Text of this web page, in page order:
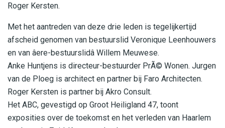
Roger Kersten.
Met het aantreden van deze drie leden is tegelijkertijd
afscheid genomen van bestuurslid Veronique Leenhouwers
en van âere-bestuurslidâ Willem Meuwese.
Anke Huntjens is directeur-bestuurder PrÃ© Wonen. Jurgen
van de Ploeg is architect en partner bij Faro Architecten.
Roger Kersten is partner bij Akro Consult.
Het ABC, gevestigd op Groot Heiligland 47, toont
exposities over de toekomst en het verleden van Haarlem